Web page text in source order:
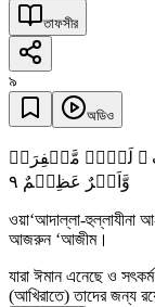
তাফসীর
৯
অডিও
لَہُمۡ مَّغۡفِرَۃٌ
وَّاَجۡرٌ عَظِیۡمٌ ٩
ওয়া‘আদাল্লা-হুল্লাযীনা
আজরুন ‘আজীম।
যারা ঈমান এনেছে ও
(আখিরাতে) তাদের জন্য